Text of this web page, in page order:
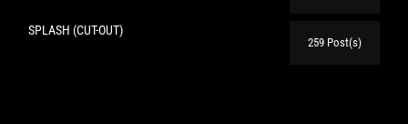
SPLASH (CUT-OUT)
259 Post(s)